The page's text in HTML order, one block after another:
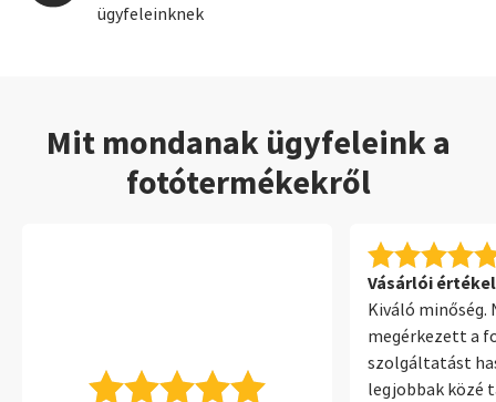
ügyfeleinknek
Mit mondanak ügyfeleink a
fotótermékekről
Vásárlói
Kiváló minőség.
megérkezett a
szolgáltatást
legjobbak közé